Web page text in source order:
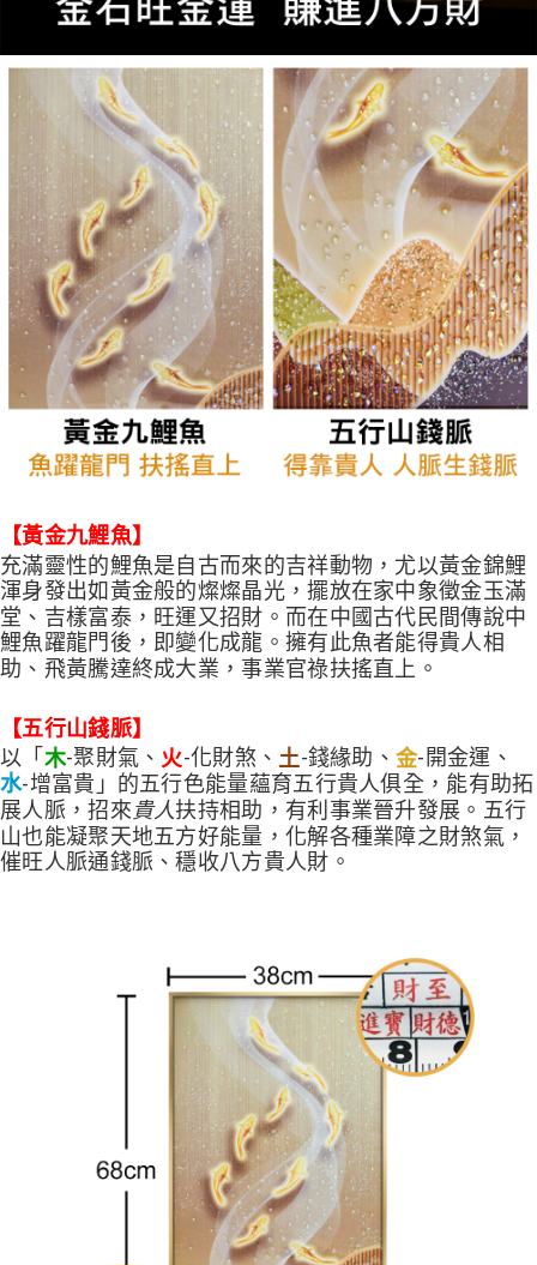
【黃金九鯉魚】
充滿靈性的鯉魚是自古而來的吉祥動物，尤以黃金錦鯉
渾身發出如黃金般的燦燦晶光，擺放在家中象徵金玉滿
堂、吉樣富泰，旺運又招財。而在中國古代民間傳說中
鯉魚躍龍門後，即變化成龍。擁有此魚者能得貴人相
助、飛黃騰達終成大業，事業官祿扶搖直上。
【五行山錢脈】
以「 木-聚財氣、 火-化財煞、 土-錢緣助、金-開金運、
水-增富貴」的五行色能量蘊育五行貴人俱全，能有助拓
展人脈，招來貴人扶持相助，有利事業晉升發展。五行
山也能凝聚天地五方好能量，化解各種業障之財煞氣，
催旺人脈通錢脈、穩收八方貴人財。